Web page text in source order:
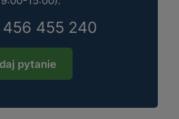
455 240
pytanie